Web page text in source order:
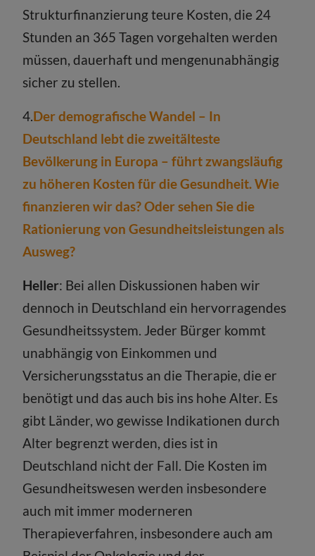
Strukturfinanzierung teure Kosten, die 24
Stunden an 365 Tagen vorgehalten werden
müssen, dauerhaft und mengenunabhängig
sicher zu stellen.
4.Der demografische Wandel – In
Deutschland lebt die zweitälteste
Bevölkerung in Europa – führt zwangsläufig
zu höheren Kosten für die Gesundheit. Wie
finanzieren wir das? Oder sehen Sie die
Rationierung von Gesundheitsleistungen als
Ausweg?
Heller: Bei allen Diskussionen haben wir
dennoch in Deutschland ein hervorragendes
Gesundheitssystem. Jeder Bürger kommt
unabhängig von Einkommen und
Versicherungsstatus an die Therapie, die er
benötigt und das auch bis ins hohe Alter. Es
gibt Länder, wo gewisse Indikationen durch
Alter begrenzt werden, dies ist in
Deutschland nicht der Fall. Die Kosten im
Gesundheitswesen werden insbesondere
auch mit immer moderneren
Therapieverfahren, insbesondere auch am